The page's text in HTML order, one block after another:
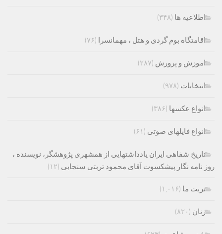
اطلاعیه ها (۳۴۸)
اقامتگاه بوم گردی و هتل ، مهمانسرا (۷۶)
اموزش و پرورش (۲۸۷)
انتخابات (۹۷۸)
انواع عکسها (۳۸۶)
انواع فایلهای صوتی (۶۱)
تاریخ شفاهی ایران یادداشتهایی از همشهری پژوهشگر، نویسنده ،
روز نامه نگار پیشکسوت آقای محمود تربتی سنجابی (۱۲)
تربت ما (۱,۰۱۶)
زنان (۸۲۰)